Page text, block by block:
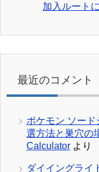
加入ルート
最近のコメント
ポケモン ソー
選方法と巣穴の
Calculator より
ダイイングライ